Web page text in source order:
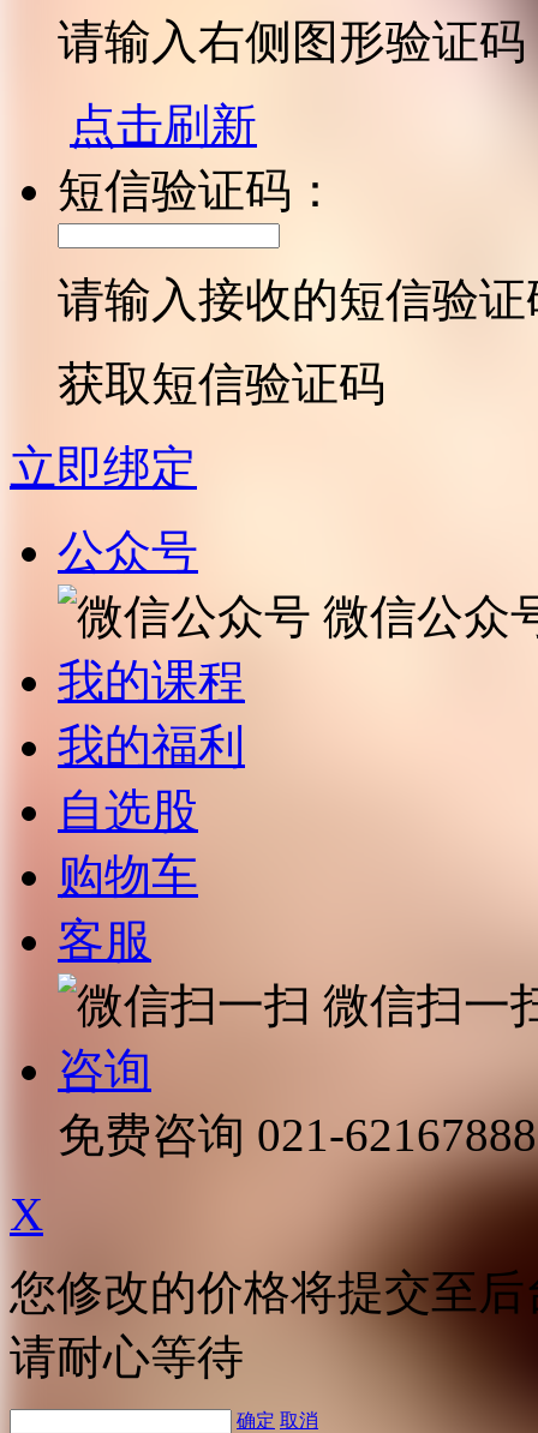
请输入右侧图形验证码
点击刷新
短信验证码：
请输入接收的短信验证
获取短信验证码
立即绑定
公众号
微信公众
我的课程
我的福利
自选股
购物车
客服
微信扫一
咨询
免费咨询 021-62167888
X
您修改的价格将提交至
请耐心等待
确定 取消